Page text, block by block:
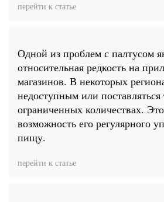
перейти к статье
Одной из проблем с палтусом
относительная редкость на
магазинов. В некоторых
недоступным или поставляться
ограниченных количествах.
возможность его регулярного
пищу.
перейти к статье